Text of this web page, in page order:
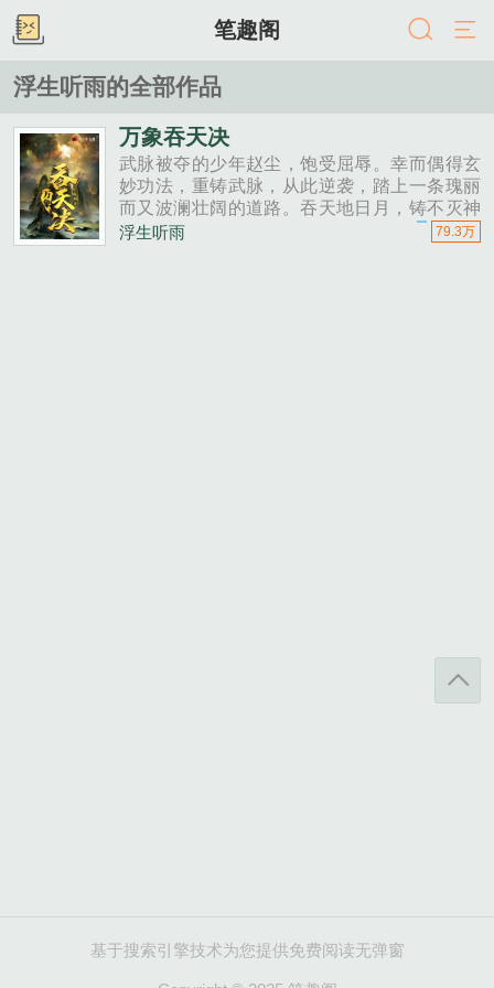
笔趣阁
浮生听雨的全部作品
万象吞天决
武脉被夺的少年赵尘，饱受屈辱。幸而偶得玄
妙功法，重铸武脉，从此逆袭，踏上一条瑰丽
而又波澜壮阔的道路。吞天地日月，铸不灭神
体，历百种磨难，闯千域之城，与万族争锋，
浮生听雨 79.3万
基于搜索引擎技术为您提供免费阅读无弹窗